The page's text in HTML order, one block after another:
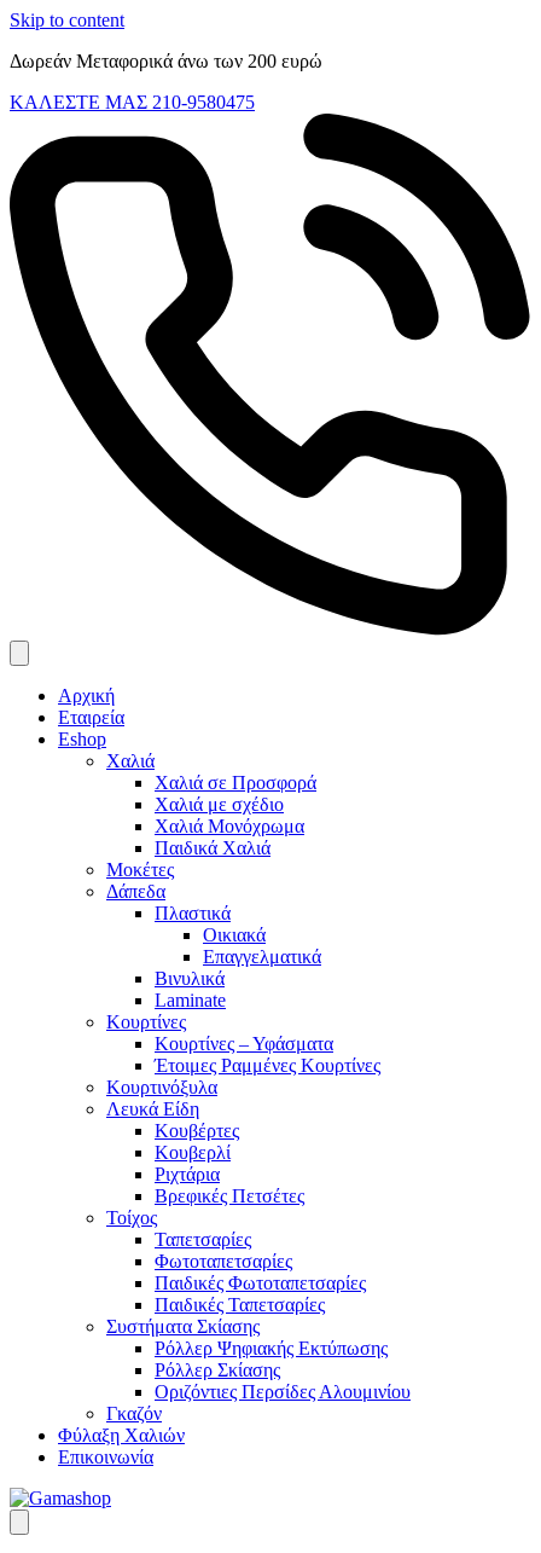
Skip to content
Δωρεάν Μεταφορικά άνω των 200 ευρώ
ΚΑΛΕΣΤΕ ΜΑΣ 210-9580475
Αρχική
Εταιρεία
Eshop
Χαλιά
Χαλιά σε Προσφορά
Χαλιά με σχέδιο
Χαλιά Μονόχρωμα
Παιδικά Χαλιά
Μοκέτες
Δάπεδα
Πλαστικά
Οικιακά
Επαγγελματικά
Βινυλικά
Laminate
Κουρτίνες
Κουρτίνες – Υφάσματα
Έτοιμες Ραμμένες Κουρτίνες
Κουρτινόξυλα
Λευκά Είδη
Κουβέρτες
Κουβερλί
Ριχτάρια
Βρεφικές Πετσέτες
Τοίχος
Ταπετσαρίες
Φωτοταπετσαρίες
Παιδικές Φωτοταπετσαρίες
Παιδικές Ταπετσαρίες
Συστήματα Σκίασης
Ρόλλερ Ψηφιακής Εκτύπωσης
Ρόλλερ Σκίασης
Οριζόντιες Περσίδες Αλουμινίου
Γκαζόν
Φύλαξη Χαλιών
Επικοινωνία